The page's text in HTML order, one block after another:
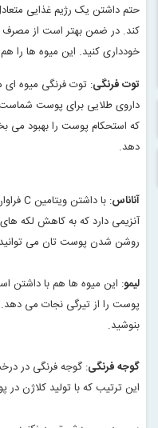
حتم داشتن یک رژیم غذایی
کند. در ضمن بهتر است از
خودداری کنید. این میوه ها را
توت فرنگی: توت فرنگی میوه
داروی طلایی برای پوست
که استحکام پوست را بهبود می
دهد.
آناناس: با داشتن ویتامینC
آنزیمی دارد که به کاهش لکه
روشن شدن پوست تان می توانید
لیمو: این میوه ها هم با داشتن
پوست را از تیرگی نجات می دهد.
بنوشید.
گوجه فرنگی: گوجه فرنگی در
این ترتیب که با تولید کلاژن